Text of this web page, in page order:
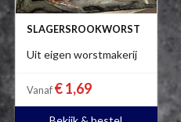
SLAGERSROOKWORST
Uit eigen worstmakerij
Vanaf € 1,69